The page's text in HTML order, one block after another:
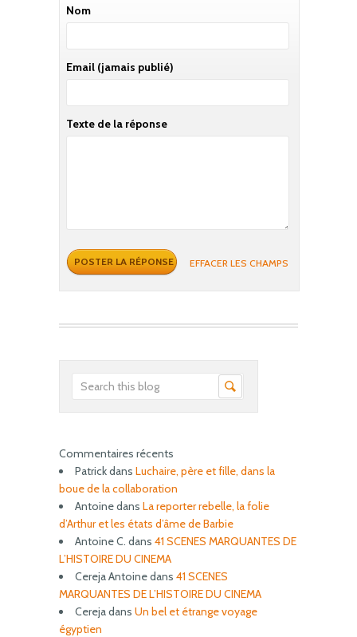
Nom
Email (jamais publié)
Texte de la réponse
EFFACER LES CHAMPS
Commentaires récents
Patrickdans Luchaire, père et fille, dans la
boue de la collaboration
Antoinedans La reporter rebelle, la folie
d’Arthur et les états d’âme de Barbie
Antoine C. dans 41 SCENES MARQUANTES DE
L’HISTOIRE DU CINEMA
Cereja Antoinedans 41 SCENES
MARQUANTES DE L’HISTOIRE DU CINEMA
Cerejadans Un bel et étrange voyage
égyptien